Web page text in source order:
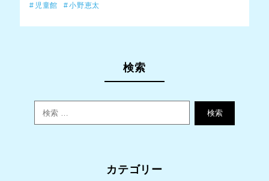
児童館 小野恵太
検索
検索
カテゴリー